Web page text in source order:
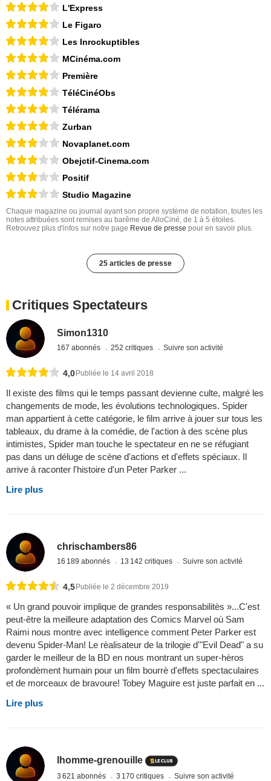
L'Express
Le Figaro
Les Inrockuptibles
MCinéma.com
Première
TéléCinéObs
Télérama
Zurban
Novaplanet.com
Obejctif-Cinema.com
Positif
Studio Magazine
Chaque magazine ou journal ayant son propre système de notation, toutes les
notes attribuées sont remises au barême de AlloCiné, de 1 à 5 étoiles.
Retrouvez plus d'infos sur notre page Revue de presse pour en savoir plus.
25 articles de presse
Critiques Spectateurs
Simon1310
167 abonnés 252 critiques Suivre son activité
4,0Publiée le 14 avril 2018
Il existe des films qui le temps passant devienne culte, malgré les
changements de mode, les évolutions technologiques. Spider
man appartient à cette catégorie, le film arrive à jouer sur tous les
tableaux, du drame à la comédie, de l'action à des scène plus
intimistes, Spider man touche le spectateur en ne se réfugiant
pas dans un déluge de scène d'actions et d'effets spéciaux. Il
arrive à raconter l'histoire d'un Peter Parker ...
Lire plus
chrischambers86
16 189 abonnés 13 142 critiques Suivre son activité
4,5 Publiée le 2 décembre 2019
« Un grand pouvoir implique de grandes responsabilitès »...C'est
peut-être la meilleure adaptation des Comics Marvel où Sam
Raimi nous montre avec intelligence comment Peter Parker est
devenu Spider-Man! Le rèalisateur de la trilogie d'"Evil Dead" a su
garder le meilleur de la BD en nous montrant un super-hèros
profondèment humain pour un film bourrè d'effets spectaculaires
et de morceaux de bravoure! Tobey Maguire est juste parfait en ...
Lire plus
lhomme-grenouille
3 621 abonnés 3 170 critiques Suivre son activité